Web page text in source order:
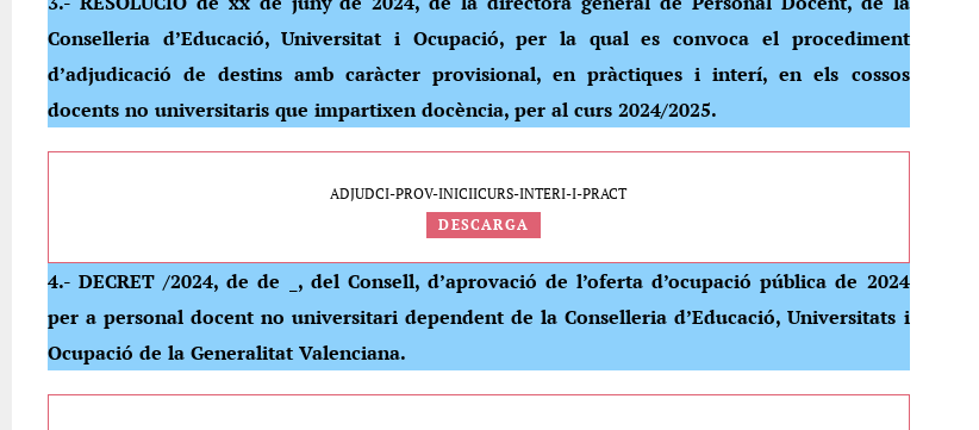
Conselleria d’Educació, Universitat i Ocupació, per la qual es convoca el procediment
d’adjudicació de destins amb caràcter provisional, en pràctiques i interí, en els cossos
docents no universitaris que impartixen docència, per al curs 2024/2025.
ADJUDCI-PROV-INICIICURS-INTERI-I-PRACT
DESCARGA
4.- DECRET /2024, de de _, del Consell, d’aprovació de l’oferta d’ocupació pública de 2024
per a personal docent no universitari dependent de la Conselleria d’Educació, Universitats i
Ocupació de la Generalitat Valenciana.